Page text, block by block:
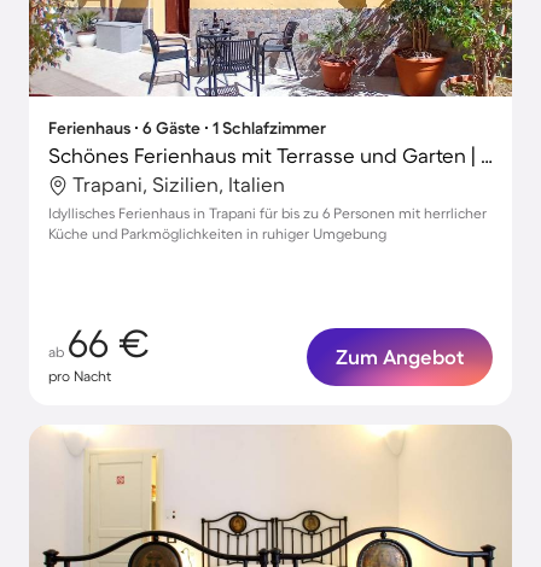
Ferienhaus ∙ 6 Gäste ∙ 1 Schlafzimmer
Schönes Ferienhaus mit Terrasse und Garten | Ideal für Homeoffice
Trapani, Sizilien, Italien
Idyllisches Ferienhaus in Trapani für bis zu 6 Personen mit herrlicher
Küche und Parkmöglichkeiten in ruhiger Umgebung
ab 66 €
pro Nacht
Zum Angebot